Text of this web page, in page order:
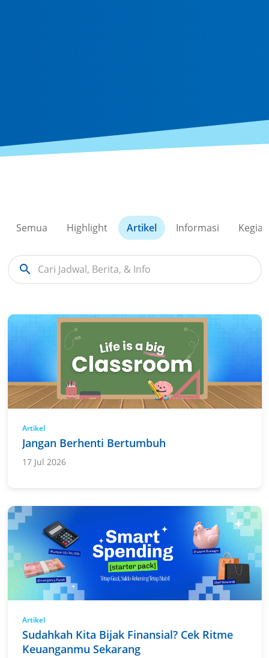
Semua Highlight Artikel Informasi
search
Artikel
Jangan Berhenti Bertumbuh
17 Jul 2026
Artikel
Sudahkah Kita Bijak Finansial? Cek Ritme
Keuanganmu Sekarang